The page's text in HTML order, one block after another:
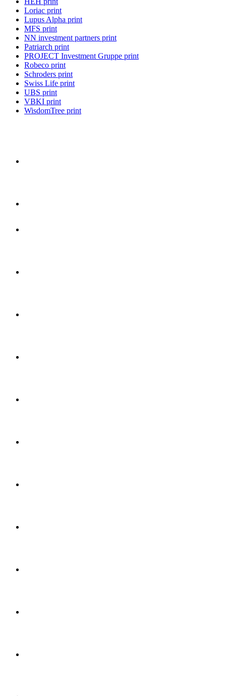
Loriac print
Lupus Alpha print
MFS print
NN investment partners print
Patriarch print
PROJECT Investment Gruppe print
Robeco print
Schroders print
Swiss Life print
UBS print
VBKI print
WisdomTree print